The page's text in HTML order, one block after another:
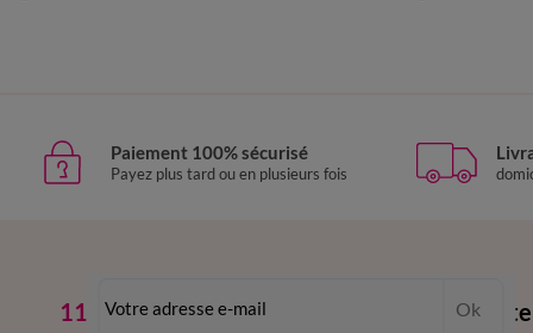
Paiement 100% sécurisé
Payez plus tard ou en plusieurs fois
11€ Offertsen vous inscrivant à la Ok